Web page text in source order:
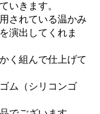
いきます。
されている温かみ
演出してくれま
く組んで仕上げて
ム（シリコンゴ